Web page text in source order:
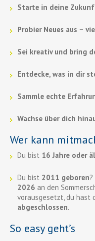
Starte in deine
Probier Neues aus –
Sei kreativ und bring
Entdecke, was in dir
Sammle echte
Wachse über dich
Wer kann
Du bist 16 Jahre oder
Du bist 2011 geboren?
2026 an den
vorausgesetzt, du hast
abgeschlossen.
So easy geht’s